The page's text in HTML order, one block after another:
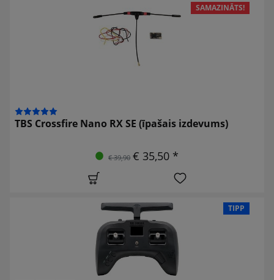
SAMAZINĀTS!
TBS Crossfire Nano RX SE (īpašais izdevums)
€ 39,90 € 35,50 *
TIPP